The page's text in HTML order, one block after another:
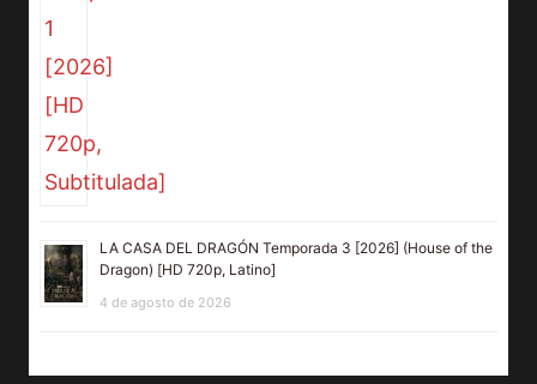
LA CASA DEL DRAGÓN Temporada 3 [2026] (House of the
Dragon) [HD 720p, Latino]
4 de agosto de 2026